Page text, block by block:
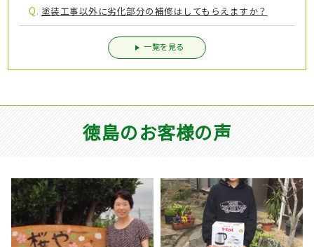
Q. 塗装工事以外に劣化部分の補修はしてもらえますか？
一覧を見る
徳島のお客様の声